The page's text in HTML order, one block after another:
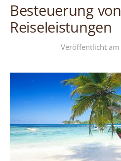
Besteuerung von
Reiseleistungen
Veröffentlicht am